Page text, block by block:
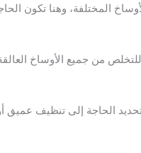
المختلفة، وهنا تكون
من جميع الأوساخ العالقة
الحاجة إلى تنظيف عميق